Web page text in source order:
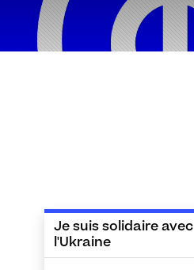
Je suis solidaire avec
l'Ukraine